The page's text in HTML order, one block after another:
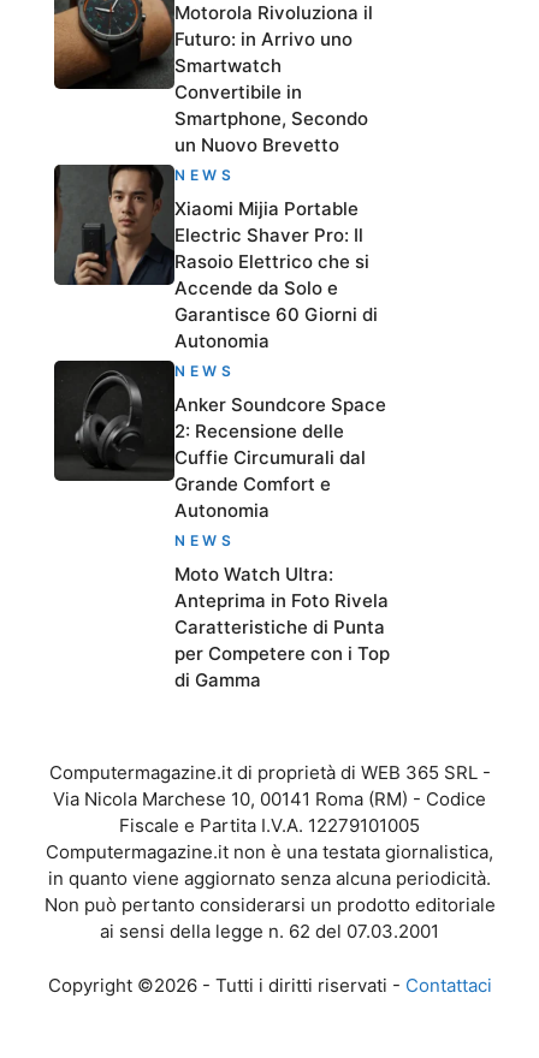
Motorola Rivoluziona il
Futuro: in Arrivo uno
Smartwatch
Convertibile in
Smartphone, Secondo
un Nuovo Brevetto
NEWS
Xiaomi Mijia Portable
Electric Shaver Pro: Il
Rasoio Elettrico che si
Accende da Solo e
Garantisce 60 Giorni di
Autonomia
NEWS
Anker Soundcore Space
2: Recensione delle
Cuffie Circumurali dal
Grande Comfort e
Autonomia
NEWS
Moto Watch Ultra:
Anteprima in Foto Rivela
Caratteristiche di Punta
per Competere con i Top
di Gamma
Computermagazine.it di proprietà di WEB 365 SRL -
Via Nicola Marchese 10, 00141 Roma (RM) - Codice
Fiscale e Partita I.V.A. 12279101005
Computermagazine.it non è una testata giornalistica,
in quanto viene aggiornato senza alcuna periodicità.
Non può pertanto considerarsi un prodotto editoriale
ai sensi della legge n. 62 del 07.03.2001
Copyright ©2026 - Tutti i diritti riservati - Contattaci